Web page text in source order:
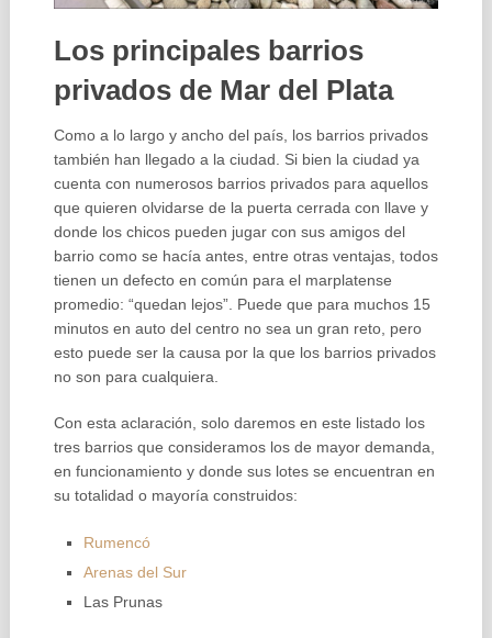
Los principales barrios
privados de Mar del Plata
Como a lo largo y ancho del país, los barrios privados
también han llegado a la ciudad. Si bien la ciudad ya
cuenta con numerosos barrios privados para aquellos
que quieren olvidarse de la puerta cerrada con llave y
donde los chicos pueden jugar con sus amigos del
barrio como se hacía antes, entre otras ventajas, todos
tienen un defecto en común para el marplatense
promedio: “quedan lejos”. Puede que para muchos 15
minutos en auto del centro no sea un gran reto, pero
esto puede ser la causa por la que los barrios privados
no son para cualquiera.
Con esta aclaración, solo daremos en este listado los
tres barrios que consideramos los de mayor demanda,
en funcionamiento y donde sus lotes se encuentran en
su totalidad o mayoría construidos:
Rumencó
Arenas del Sur
Las Prunas